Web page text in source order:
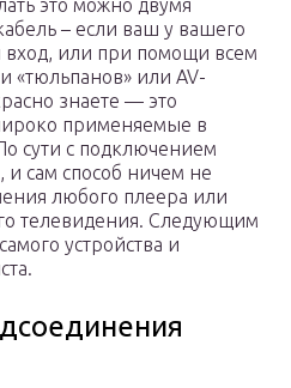
это можно двумя
– если ваш у вашего
вход, или при помощи всем
«тюльпанов» или AV-
знаете — это
применяемые в
сути с подключением
и сам способ ничем не
любого плеера или
телевидения. Следующим
устройства и